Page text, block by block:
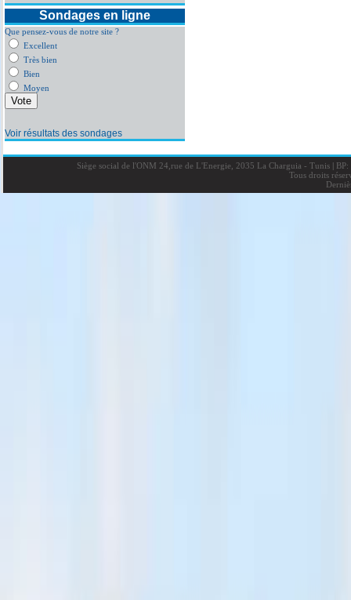
Sondages en ligne
Que pensez-vous de notre site ?
Excellent
Très bien
Bien
Moyen
Voir résultats des sondages
Siège social de l'ONM 24,rue de L'Energie, 2035 La Charguia - Tunis |BP:
Tous droits